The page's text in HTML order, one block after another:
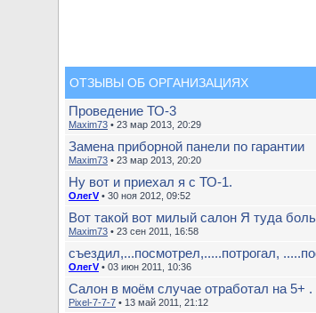
ОТЗЫВЫ ОБ ОРГАНИЗАЦИЯХ
Проведение ТО-3
Maxim73 • 23 мар 2013, 20:29
Замена приборной панели по гарантии
Maxim73 • 23 мар 2013, 20:20
Ну вот и приехал я с ТО-1.
ОлегV• 30 ноя 2012, 09:52
Вот такой вот милый салон Я туда
Maxim73 • 23 сен 2011, 16:58
съездил,...посмотрел,.....потрогал,
ОлегV• 03 июн 2011, 10:36
Салон в моём случае отработал на 5+ .
Pixel-7-7-7 • 13 май 2011, 21:12